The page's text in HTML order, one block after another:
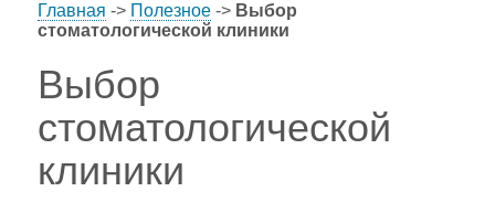
Главная -> Полезное-> Выбор
стоматологической клиники
Выбор
стоматологической
клиники